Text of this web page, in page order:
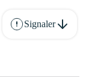
Signaler